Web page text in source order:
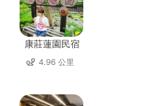
康莊蓮園民宿
4.96 公里